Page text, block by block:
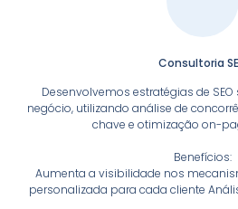
Consultoria
Desenvolvemos estratégias de
negócio, utilizando análise de
chave e otimização on-
Benefícios:
Aumenta a visibilidade nos
personalizada para cada cliente